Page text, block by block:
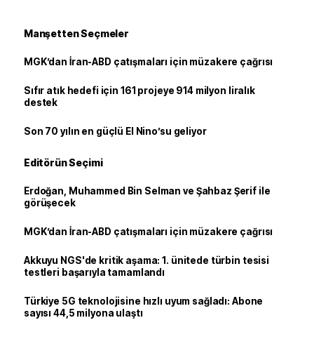
Manşetten Seçmeler
MGK’dan İran-ABD çatışmaları için müzakere çağrısı
Sıfır atık hedefi için 161 projeye 914 milyon liralık
destek
Son 70 yılın en güçlü El Nino’su geliyor
Editörün Seçimi
Erdoğan, Muhammed Bin Selman ve Şahbaz Şerif ile
görüşecek
MGK’dan İran-ABD çatışmaları için müzakere çağrısı
Akkuyu NGS'de kritik aşama: 1. ünitede türbin tesisi
testleri başarıyla tamamlandı
Türkiye 5G teknolojisine hızlı uyum sağladı: Abone
sayısı 44,5 milyona ulaştı